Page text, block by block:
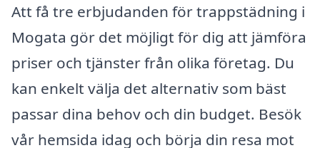
Att få tre erbjudanden för trappstädning i
Mogata gör det möjligt för dig att jämföra
priser och tjänster från olika företag. Du
kan enkelt välja det alternativ som bäst
passar dina behov och din budget. Besök
vår hemsida idag och börja din resa mot